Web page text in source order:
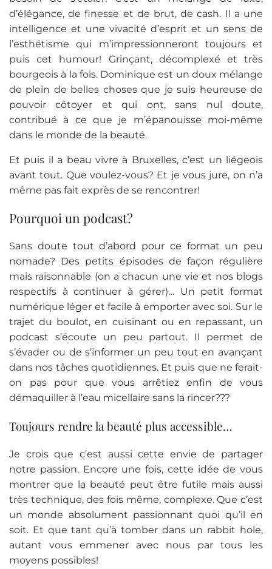
d’élégance, de finesse et de brut, de cash. Il a une
intelligence et une vivacité d’esprit et un sens de
l’esthétisme qui m’impressionneront toujours et
puis cet humour! Grinçant, décomplexé et très
bourgeois à la fois. Dominique est un doux mélange
de plein de belles choses que je suis heureuse de
pouvoir côtoyer et qui ont, sans nul doute,
contribué à ce que je m’épanouisse moi-même
dans le monde de la beauté.
Et puis il a beau vivre à Bruxelles, c’est un liégeois
avant tout. Que voulez-vous? Et je vous jure, on n’a
même pas fait exprès de se rencontrer!
Pourquoi un podcast?
Sans doute tout d’abord pour ce format un peu
nomade? Des petits épisodes de façon régulière
mais raisonnable (on a chacun une vie et nos blogs
respectifs à continuer à gérer)… Un petit format
numérique léger et facile à emporter avec soi. Sur le
trajet du boulot, en cuisinant ou en repassant, un
podcast s’écoute un peu partout. Il permet de
s’évader ou de s’informer un peu tout en avançant
dans nos tâches quotidiennes. Et puis que ne ferait-
on pas pour que vous arrêtiez enfin de vous
démaquiller à l’eau micellaire sans la rincer???
Toujours rendre la beauté plus accessible…
Je crois que c’est aussi cette envie de partager
notre passion. Encore une fois, cette idée de vous
montrer que la beauté peut être futile mais aussi
très technique, des fois même, complexe. Que c’est
un monde absolument passionnant quoi qu’il en
soit. Et que tant qu’à tomber dans un rabbit hole,
autant vous emmener avec nous par tous les
moyens possibles!